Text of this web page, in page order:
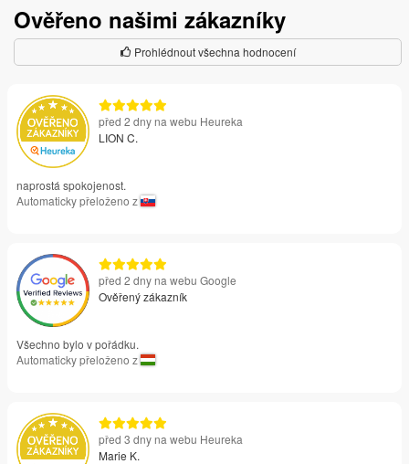
Ověřeno našimi zákazníky
Prohlédnout všechna hodnocení
před 2 dny na webu Heureka
LION C.
naprostá spokojenost.
Automaticky přeloženo z
před 2 dny na webu Google
Ověřený zákazník
Všechno bylo v pořádku.
Automaticky přeloženo z
před 3 dny na webu Heureka
Marie K.